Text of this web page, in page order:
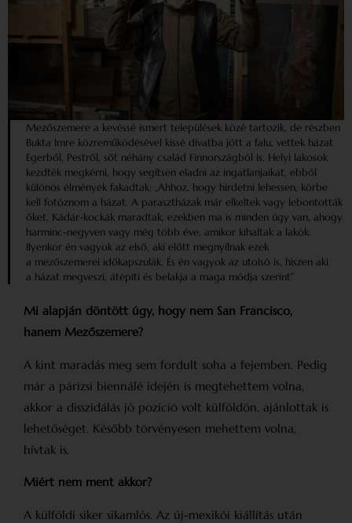
Mezőszemere a kevéssé ismert települések közé tartozik, de részben
Bukta Imre közreműködésével kissé divatba jött a falu, vettek házat
Egerből, Pestről, sőt néhány család Finnországból is. Helyi lakosok
kezdték megkérni, hogy segítsen eladni az ingatlanjaikat, ebből
különös élmények fakadtak: „Ahhoz, hogy hirdetni lehessen, körbe
kell fotóznom a házat. A parasztházak már elkeltek vagy lebontották
őket, Kádár-kockák maradtak, ezekben ma is minden úgy van, ahogy
harminc-negyven vagy még több éve, amikor kihaltak a lakók.
Ilyenkor én vagyok az első, aki előtt megnyílnak ezek
a mezőszemerei időkapszulák. És én vagyok az utolsó is, hiszen aki
a házat megveszi, átépíti és belakja a maga módja szerint”
Mi alapján döntött úgy, hogy nem San Francisco,
hanem Mezőszemere?
A kint maradás meg sem fordult soha a fejemben. Pedig
már a párizsi biennálé idején is megtehettem volna,
akkor a disszidálás jó pozíció volt külföldön, ajánlottak is
lehetőséget. Később törvényesen mehettem volna,
hívtak is.
Miért nem ment akkor?
A külföldi siker sikamlós. Az új-mexikói kiállítás után